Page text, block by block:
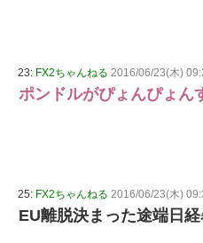
23: FX2ちゃんねる 2016/06/23(木)
ポンドルがぴょんぴょん
25: FX2ちゃんねる 2016/06/23(木)
EU離脱決まった途端日